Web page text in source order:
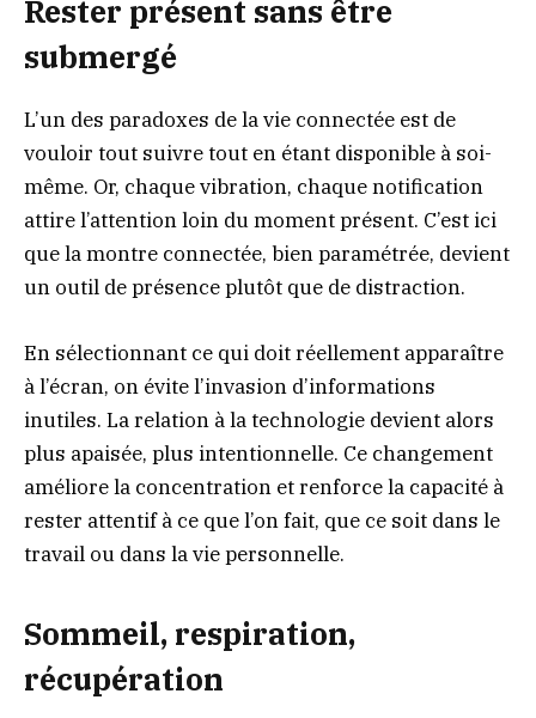
Rester présent sans être
submergé
L’un des paradoxes de la vie connectée est de
vouloir tout suivre tout en étant disponible à soi-
même. Or, chaque vibration, chaque notification
attire l’attention loin du moment présent. C’est ici
que la montre connectée, bien paramétrée, devient
un outil de présence plutôt que de distraction.
En sélectionnant ce qui doit réellement apparaître
à l’écran, on évite l’invasion d’informations
inutiles. La relation à la technologie devient alors
plus apaisée, plus intentionnelle. Ce changement
améliore la concentration et renforce la capacité à
rester attentif à ce que l’on fait, que ce soit dans le
travail ou dans la vie personnelle.
Sommeil, respiration,
récupération